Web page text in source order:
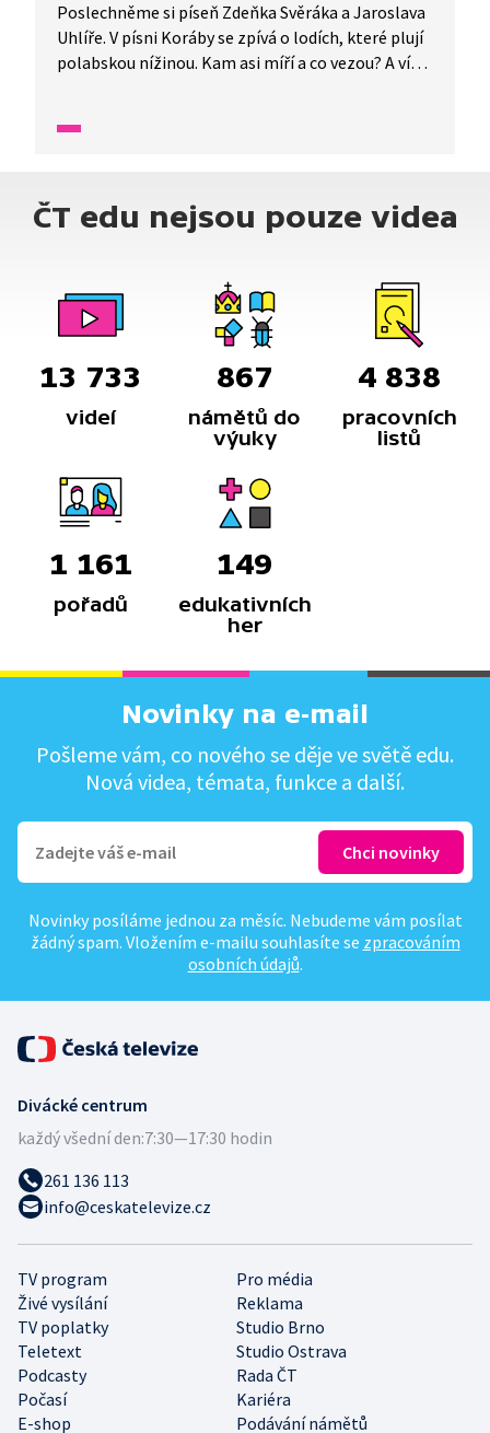
Poslechněme si píseň Zdeňka Svěráka a Jaroslava
Uhlíře. V písni Koráby se zpívá o lodích, které plují
polabskou nížinou. Kam asi míří a co vezou? A víte,
ČT edu nejsou pouze videa
13 733
videí
867
námětů do
výuky
4 838
pracovních
listů
1 161
pořadů
149
edukativních
her
Novinky na e-mail
Pošleme vám, co nového se děje ve světě edu.
Nová videa, témata, funkce a další.
Novinky posíláme jednou za měsíc. Nebudeme vám posílat
žádný spam. Vložením e-mailu souhlasíte se zpracováním
osobních údajů.